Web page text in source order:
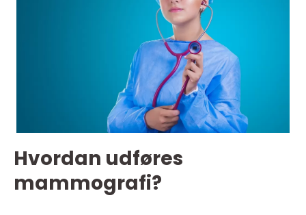
Hvordan udføres
mammografi?